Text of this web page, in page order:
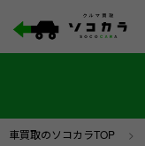
車買取のソコカラTOP >